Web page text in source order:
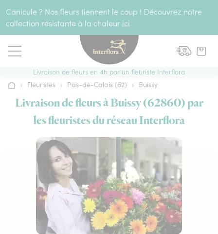
Canicule ? Nos fleurs tiennent le coup ! Découvrez notre
collection résistante à la chaleur ici
Livraison de fleurs en 4h par un fleuriste Interflora
Accueil
› Fleuristes › Pas-de-Calais (62) › Buissy
Livraison de fleurs à Buissy (62860) par
les fleuristes du réseau Interflora